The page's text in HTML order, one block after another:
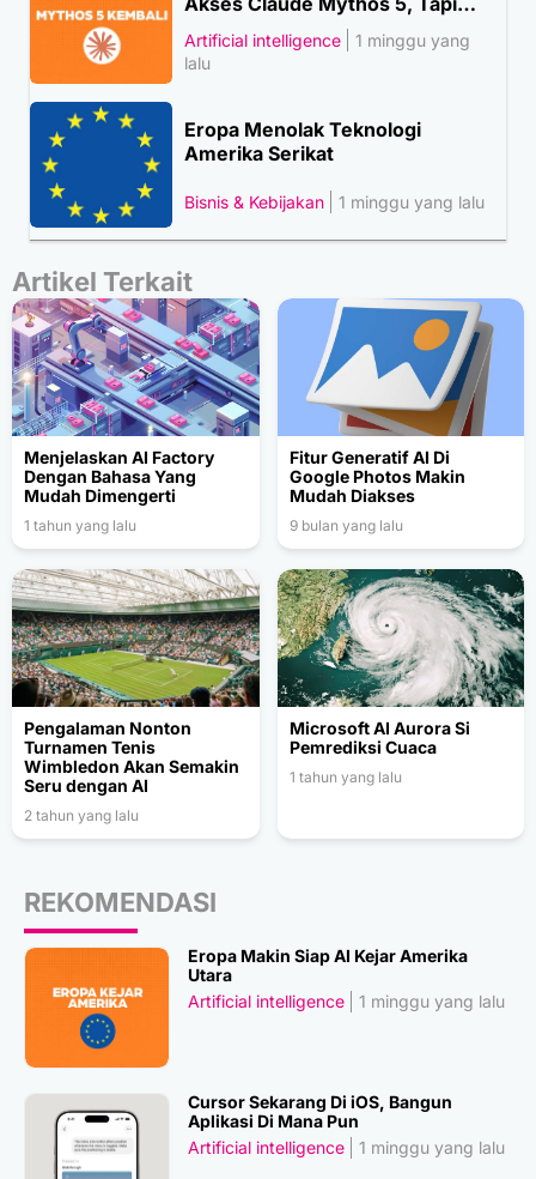
Artificial intelligence
1 minggu yang
lalu
Eropa Menolak Teknologi
Amerika Serikat
Bisnis & Kebijakan 1 minggu yang lalu
Artikel Terkait
Menjelaskan AI Factory
Dengan Bahasa Yang
Mudah Dimengerti
1 tahun yang lalu
Fitur Generatif AI Di
Google Photos Makin
Mudah Diakses
9 bulan yang lalu
Pengalaman Nonton
Turnamen Tenis
Wimbledon Akan Semakin
Seru dengan AI
2 tahun yang lalu
Microsoft AI Aurora Si
Pemrediksi Cuaca
1 tahun yang lalu
REKOMENDASI
Eropa Makin Siap AI Kejar Amerika
Utara
Artificial intelligence
1 minggu yang lalu
Cursor Sekarang Di iOS, Bangun
Aplikasi Di Mana Pun
Artificial intelligence
1 minggu yang lalu